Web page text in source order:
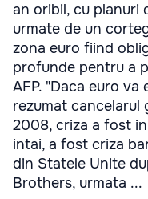
an oribil, cu planuri
urmate de un
zona euro fiind
profunde pentru a
AFP. "Daca euro va
rezumat cancelarul
2008, criza a fost
intai, a fost criza
din Statele Unite
Brothers, urmata ...